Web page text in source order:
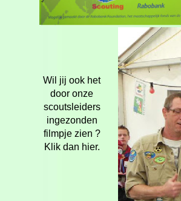
Wil jij ook het
door onze
scoutsleiders
ingezonden
filmpje zien ?
Klik dan hier.